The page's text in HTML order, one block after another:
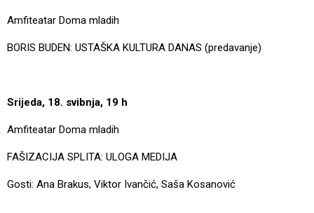
Amfiteatar Doma mladih
BORIS BUDEN: USTAŠKA KULTURA DANAS (predavanje)
Srijeda, 18. svibnja, 19 h
Amfiteatar Doma mladih
FAŠIZACIJA SPLITA: ULOGA MEDIJA
Gosti: Ana Brakus, Viktor Ivančić, Saša Kosanović